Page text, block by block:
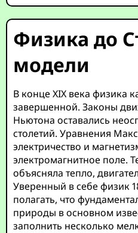
Физика до
модели
В конце XIX века физика
завершенной. Законы
Ньютона оставались
столетий. Уравнения
электричество и
электромагнитное поле.
объясняла тепло,
Уверенный в себе физик
полагать, что
природы в основном
заполнить несколько